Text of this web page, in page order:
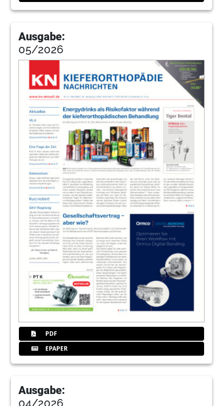
Ausgabe:
05/2026
PDF
EPAPER
Ausgabe:
04/2026